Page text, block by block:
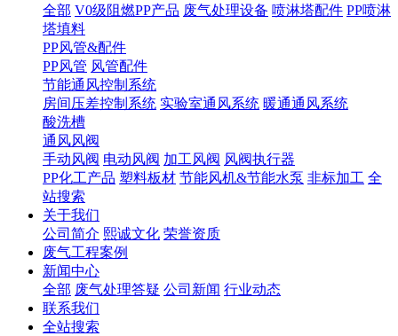
全部 V0级阻燃PP产品 废气处理设备 喷淋塔配件 PP喷淋
塔填料
PP风管&配件
PP风管 风管配件
节能通风控制系统
房间压差控制系统 实验室通风系统 暖通通风系统
酸洗槽
通风风阀
手动风阀 电动风阀 加工风阀 风阀执行器
PP化工产品 塑料板材 节能风机&节能水泵 非标加工 全
站搜索
关于我们
公司简介 熙诚文化 荣誉资质
废气工程案例
新闻中心
全部 废气处理答疑 公司新闻 行业动态
联系我们
全站搜索